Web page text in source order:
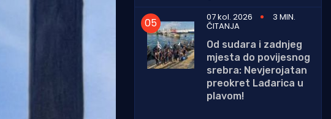
07 kol. 2026
3 MIN.
ČITANJA
Od sudara i zadnjeg
mjesta do povijesnog
srebra: Nevjerojatan
preokret Lađarica u
plavom!